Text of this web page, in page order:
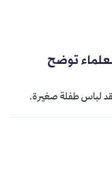
توضح
لباس طفلة صغيرة.